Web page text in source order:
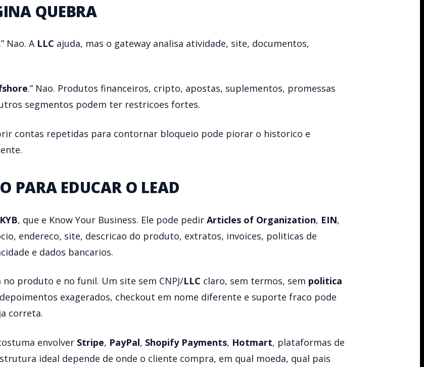
QUEBRA
Nao. A LLC ajuda, mas o gateway analisa atividade, site, documentos,
.” Nao. Produtos financeiros, cripto, apostas, suplementos, promessas
segmentos podem ter restricoes fortes.
contas repetidas para contornar bloqueio pode piorar o historico e
PARA EDUCAR O LEAD
KYB, que e Know Your Business. Ele pode pedir Articles of Organization, EIN,
endereco, site, descricao do produto, extratos, invoices, politicas de
e dados bancarios.
produto e no funil. Um site sem CNPJ/LLC claro, sem termos, sem politica
exagerados, checkout em nome diferente e suporte fraco pode
correta.
envolver Stripe, PayPal, Shopify Payments, Hotmart, plataformas de
ideal depende de onde o cliente compra, em qual moeda, qual pais